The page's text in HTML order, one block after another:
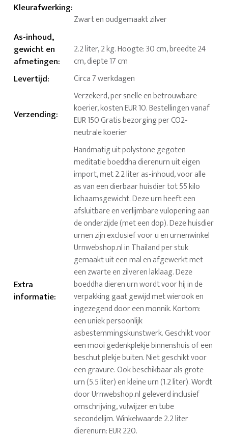
Kleurafwerking:
Zwart en oudgemaakt zilver
As-inhoud,
gewicht en
afmetingen:
2.2 liter, 2 kg. Hoogte: 30 cm, breedte 24
cm, diepte 17 cm
Levertijd: Circa 7 werkdagen
Verzending:
Verzekerd, per snelle en betrouwbare
koerier, kosten EUR 10. Bestellingen vanaf
EUR 150 Gratis bezorging per CO2-
neutrale koerier
Extra
informatie:
Handmatig uit polystone gegoten
meditatie boeddha dierenurn uit eigen
import, met 2.2 liter as-inhoud, voor alle
as van een dierbaar huisdier tot 55 kilo
lichaamsgewicht. Deze urn heeft een
afsluitbare en verlijmbare vulopening aan
de onderzijde (met een dop). Deze huisdier
urnen zijn exclusief voor u en urnenwinkel
Urnwebshop.nl in Thailand per stuk
gemaakt uit een mal en afgewerkt met
een zwarte en zilveren laklaag. Deze
boeddha dieren urn wordt voor hij in de
verpakking gaat gewijd met wierook en
ingezegend door een monnik. Kortom:
een uniek persoonlijk
asbestemmingskunstwerk. Geschikt voor
een mooi gedenkplekje binnenshuis of een
beschut plekje buiten. Niet geschikt voor
een gravure. Ook beschikbaar als grote
urn (5.5 liter) en kleine urn (1.2 liter). Wordt
door Urnwebshop.nl geleverd inclusief
omschrijving, vulwijzer en tube
secondelijm. Winkelwaarde 2.2 liter
dierenurn: EUR 220.